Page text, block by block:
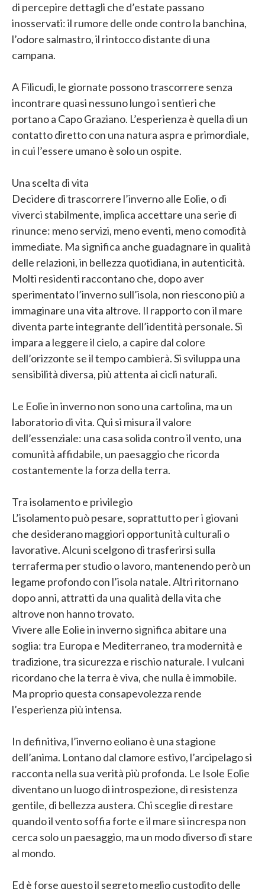
di percepire dettagli che d’estate passano
inosservati: il rumore delle onde contro la banchina,
l’odore salmastro, il rintocco distante di una
campana.
A Filicudi, le giornate possono trascorrere senza
incontrare quasi nessuno lungo i sentieri che
portano a Capo Graziano. L’esperienza è quella di un
contatto diretto con una natura aspra e primordiale,
in cui l’essere umano è solo un ospite.
Una scelta di vita
Decidere di trascorrere l’inverno alle Eolie, o di
viverci stabilmente, implica accettare una serie di
rinunce: meno servizi, meno eventi, meno comodità
immediate. Ma significa anche guadagnare in qualità
delle relazioni, in bellezza quotidiana, in autenticità.
Molti residenti raccontano che, dopo aver
sperimentato l’inverno sull’isola, non riescono più a
immaginare una vita altrove. Il rapporto con il mare
diventa parte integrante dell’identità personale. Si
impara a leggere il cielo, a capire dal colore
dell’orizzonte se il tempo cambierà. Si sviluppa una
sensibilità diversa, più attenta ai cicli naturali.
Le Eolie in inverno non sono una cartolina, ma un
laboratorio di vita. Qui si misura il valore
dell’essenziale: una casa solida contro il vento, una
comunità affidabile, un paesaggio che ricorda
costantemente la forza della terra.
Tra isolamento e privilegio
L’isolamento può pesare, soprattutto per i giovani
che desiderano maggiori opportunità culturali o
lavorative. Alcuni scelgono di trasferirsi sulla
terraferma per studio o lavoro, mantenendo però un
legame profondo con l’isola natale. Altri ritornano
dopo anni, attratti da una qualità della vita che
altrove non hanno trovato.
Vivere alle Eolie in inverno significa abitare una
soglia: tra Europa e Mediterraneo, tra modernità e
tradizione, tra sicurezza e rischio naturale. I vulcani
ricordano che la terra è viva, che nulla è immobile.
Ma proprio questa consapevolezza rende
l’esperienza più intensa.
In definitiva, l’inverno eoliano è una stagione
dell’anima. Lontano dal clamore estivo, l’arcipelago si
racconta nella sua verità più profonda. Le Isole Eolie
diventano un luogo di introspezione, di resistenza
gentile, di bellezza austera. Chi sceglie di restare
quando il vento soffia forte e il mare si increspa non
cerca solo un paesaggio, ma un modo diverso di stare
al mondo.
Ed è forse questo il segreto meglio custodito delle